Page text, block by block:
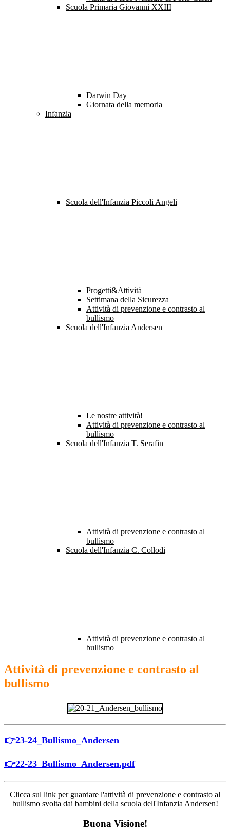
Scuola Primaria Giovanni XXIII
Darwin Day
Giornata della memoria
Infanzia
Scuola dell'Infanzia Piccoli Angeli
Progetti&Attività
Settimana della Sicurezza
Attività di prevenzione e contrasto al
bullismo
Scuola dell'Infanzia Andersen
Le nostre attività!
Attività di prevenzione e contrasto al
bullismo
Scuola dell'Infanzia T. Serafin
Attività di prevenzione e contrasto al
bullismo
Scuola dell'Infanzia C. Collodi
Attività di prevenzione e contrasto al
bullismo
Attività di prevenzione e contrasto al
bullismo
👉23-24_Bullismo_Andersen
👉22-23_Bullismo_Andersen.pdf
Clicca sul link per guardare l'attività di prevenzione e contrasto al
bullismo svolta dai bambini della scuola dell'Infanzia Andersen!
Buona Visione!